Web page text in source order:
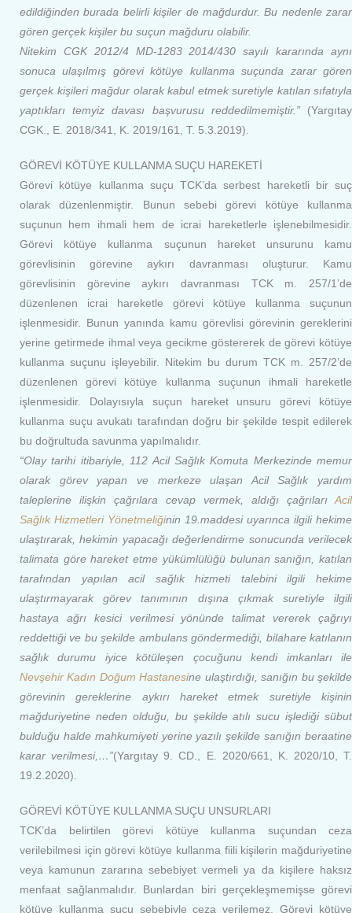
edildiğinden burada belirli kişiler de mağdurdur. Bu nedenle zarar
gören gerçek kişiler bu suçun mağduru olabilir.
Nitekim CGK 2012/4 MD-1283 2014/430 sayılı kararında aynı
sonuca ulaşılmış görevi kötüye kullanma suçunda zarar gören
gerçek kişileri mağdur olarak kabul etmek suretiyle katılan sıfatıyla
yaptıkları temyiz davası başvurusu reddedilmemiştir.” (Yargıtay
CGK., E. 2018/341, K. 2019/161, T. 5.3.2019).
GÖREVİ KÖTÜYE KULLANMA SUÇU HAREKETİ
Görevi kötüye kullanma suçu TCK’da serbest hareketli bir suç
olarak düzenlenmiştir. Bunun sebebi görevi kötüye kullanma
suçunun hem ihmali hem de icrai hareketlerle işlenebilmesidir.
Görevi kötüye kullanma suçunun hareket unsurunu kamu
görevlisinin görevine aykırı davranması oluşturur. Kamu
görevlisinin görevine aykırı davranması TCK m. 257/1’de
düzenlenen icrai hareketle görevi kötüye kullanma suçunun
işlenmesidir. Bunun yanında kamu görevlisi görevinin gereklerini
yerine getirmede ihmal veya gecikme göstererek de görevi kötüye
kullanma suçunu işleyebilir. Nitekim bu durum TCK m. 257/2’de
düzenlenen görevi kötüye kullanma suçunun ihmali hareketle
işlenmesidir. Dolayısıyla suçun hareket unsuru görevi kötüye
kullanma suçu avukatı tarafından doğru bir şekilde tespit edilerek
bu doğrultuda savunma yapılmalıdır.
“Olay tarihi itibariyle, 112 Acil Sağlık Komuta Merkezinde memur
olarak görev yapan ve merkeze ulaşan Acil Sağlık yardım
taleplerine ilişkin çağrılara cevap vermek, aldığı çağrıları Acil
Sağlık Hizmetleri Yönetmeliğinin 19.maddesi uyarınca ilgili hekime
ulaştırarak, hekimin yapacağı değerlendirme sonucunda verilecek
talimata göre hareket etme yükümlülüğü bulunan sanığın, katılan
tarafından yapılan acil sağlık hizmeti talebini ilgili hekime
ulaştırmayarak görev tanımının dışına çıkmak suretiyle ilgili
hastaya ağrı kesici verilmesi yönünde talimat vererek çağrıyı
reddettiği ve bu şekilde ambulans göndermediği, bilahare katılanın
sağlık durumu iyice kötüleşen çocuğunu kendi imkanları ile
Nevşehir Kadın Doğum Hastanesine ulaştırdığı, sanığın bu şekilde
görevinin gereklerine aykırı hareket etmek suretiyle kişinin
mağduriyetine neden olduğu, bu şekilde atılı sucu işlediği sübut
bulduğu halde mahkumiyeti yerine yazılı şekilde sanığın beraatine
karar verilmesi,…”(Yargıtay 9. CD., E. 2020/661, K. 2020/10, T.
19.2.2020).
GÖREVİ KÖTÜYE KULLANMA SUÇU UNSURLARI
TCK’da belirtilen görevi kötüye kullanma suçundan ceza
verilebilmesi için görevi kötüye kullanma fiili kişilerin mağduriyetine
veya kamunun zararına sebebiyet vermeli ya da kişilere haksız
menfaat sağlanmalıdır. Bunlardan biri gerçekleşmemişse görevi
kötüye kullanma suçu sebebiyle ceza verilemez. Görevi kötüye